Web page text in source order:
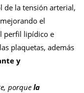
de la tensión arterial,
el
perfil lipídico e
plaquetas, además
y
porque la